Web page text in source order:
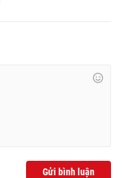
Gửi bình luận